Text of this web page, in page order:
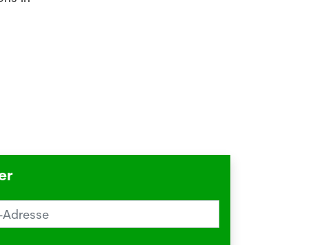
im Sommer? Schuld sein könnte